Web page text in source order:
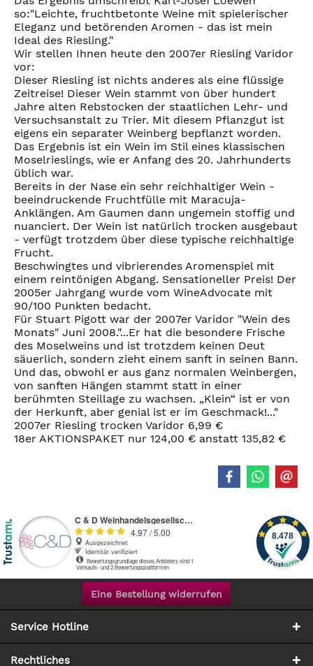
so:"Leichte, fruchtbetonte Weine mit spielerischer
Eleganz und betörenden Aromen - das ist mein
Ideal des Riesling."
Wir stellen Ihnen heute den 2007er Riesling Varidor
vor:
Dieser Riesling ist nichts anderes als eine flüssige
Zeitreise! Dieser Wein stammt von über hundert
Jahre alten Rebstocken der staatlichen Lehr- und
Versuchsanstalt zu Trier. Mit diesem Pflanzgut ist
eigens ein separater Weinberg bepflanzt worden.
Das Ergebnis ist ein Wein im Stil eines klassischen
Moselrieslings, wie er Anfang des 20. Jahrhunderts
üblich war.
Bereits in der Nase ein sehr reichhaltiger Wein -
beeindruckende Fruchtfülle mit Maracuja-
Anklängen. Am Gaumen dann ungemein stoffig und
nuanciert. Der Wein ist natürlich trocken ausgebaut
- verfügt trotzdem über diese typische reichhaltige
Frucht.
Beschwingtes und vibrierendes Aromenspiel mit
einem reintönigen Abgang. Sensationeller Preis! Der
2005er Jahrgang wurde vom WineAdvocate mit
90/100 Punkten bedacht.
Für Stuart Pigott war der 2007er Varidor "Wein des
Monats" Juni 2008."...Er hat die besondere Frische
des Moselweins und ist trotzdem keinen Deut
säuerlich, sondern zieht einem sanft in seinen Bann.
Und das, obwohl er aus ganz normalen Weinbergen,
von sanften Hängen stammt statt in einer
berühmten Steillage zu wachsen. „Klein“ ist er von
der Herkunft, aber genial ist er im Geschmack!..."
2007er Riesling trocken Varidor 6,99 €
18er AKTIONSPAKET nur 124,00 € anstatt 135,82 €
Eine Bestellung widerrufen
Service Hotline
Rechtliches